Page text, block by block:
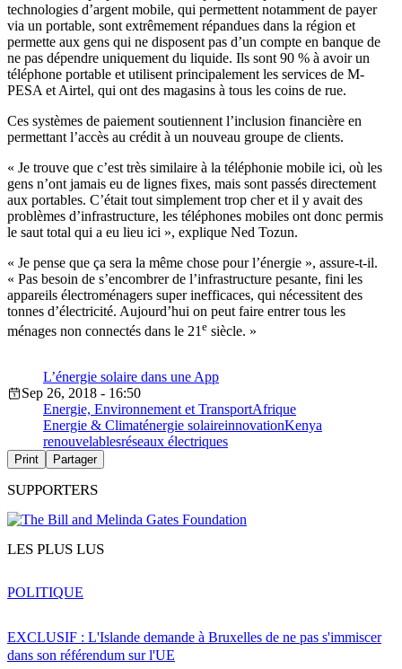
technologies d’argent mobile, qui permettent notamment de payer
via un portable, sont extrêmement répandues dans la région et
permette aux gens qui ne disposent pas d’un compte en banque de
ne pas dépendre uniquement du liquide. Ils sont 90 % à avoir un
téléphone portable et utilisent principalement les services de M-
PESA et Airtel, qui ont des magasins à tous les coins de rue.
Ces systèmes de paiement soutiennent l’inclusion financière en
permettant l’accès au crédit à un nouveau groupe de clients.
« Je trouve que c’est très similaire à la téléphonie mobile ici, où les
gens n’ont jamais eu de lignes fixes, mais sont passés directement
aux portables. C’était tout simplement trop cher et il y avait des
problèmes d’infrastructure, les téléphones mobiles ont donc permis
le saut total qui a eu lieu ici », explique Ned Tozun.
« Je pense que ça sera la même chose pour l’énergie », assure-t-il.
« Pas besoin de s’encombrer de l’infrastructure pesante, fini les
appareils électroménagers super inefficaces, qui nécessitent des
tonnes d’électricité. Aujourd’hui on peut faire entrer tous les
ménages non connectés dans le 21e siècle. »
L’énergie solaire dans une App
Sep 26, 2018 - 16:50
Energie, Environnement et TransportAfrique
Energie & Climaténergie solaireinnovationKenya
renouvelablesréseaux électriques
Print Partager
SUPPORTERS
LES PLUS LUS
EXCLUSIF : L'Islande demande à Bruxelles de ne pas s'immiscer
dans son référendum sur l'UE
POLITIQUE